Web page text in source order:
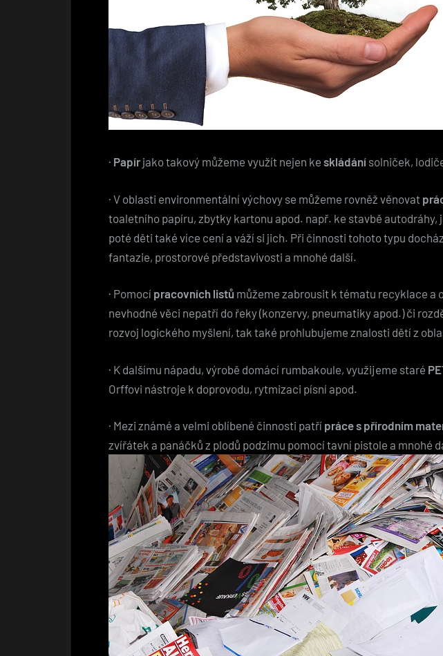
· Papír jako takový můžeme využít nejen ke skládání solniček,
· V oblasti environmentální výchovy se můžeme rovněž věnovat
toaletního papíru, zbytky kartonu apod. např. ke stavbě
poté děti také více cení a váží si jich. Při činnosti tohoto typu
fantazie, prostorové představivosti a mnohé další.
· Pomocí pracovních listů můžeme zabrousit k tématu recyklace a
nevhodné věci nepatří do řeky (konzervy, pneumatiky apod.) či
rozvoj logického myšlení, tak také prohlubujeme znalosti dětí z
· K dalšímu nápadu, výrobě domácí rumbakoule, využijeme staré
Orffovi nástroje k doprovodu, rytmizaci písní apod.
· Mezi známé a velmi oblíbené činnosti patří práce s přírodním
zvířátek a panáčků z plodů podzimu pomocí tavní pistole a mnohé